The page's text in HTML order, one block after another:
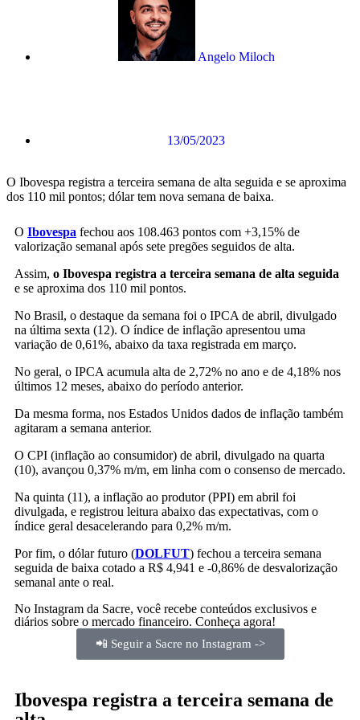
Angelo Miloch
13/05/2023
O Ibovespa registra a terceira semana de alta seguida e se aproxima
dos 110 mil pontos; dólar tem nova semana de baixa.
O Ibovespa fechou aos 108.463 pontos com +3,15% de
valorização semanal após sete pregões seguidos de alta.
Assim, o Ibovespa registra a terceira semana de alta seguida
e se aproxima dos 110 mil pontos.
No Brasil, o destaque da semana foi o IPCA de abril, divulgado
na última sexta (12). O índice de inflação apresentou uma
variação de 0,61%, abaixo da taxa registrada em março.
No geral, o IPCA acumula alta de 2,72% no ano e de 4,18% nos
últimos 12 meses, abaixo do período anterior.
Da mesma forma, nos Estados Unidos dados de inflação também
agitaram a semana anterior.
O CPI (inflação ao consumidor) de abril, divulgado na quarta
(10), avançou 0,37% m/m, em linha com o consenso de mercado.
Na quinta (11), a inflação ao produtor (PPI) em abril foi
divulgada, e registrou leitura abaixo das expectativas, com o
índice geral desacelerando para 0,2% m/m.
Por fim, o dólar futuro (DOLFUT) fechou a terceira semana
seguida de baixa cotado a R$ 4,941 e -0,86% de desvalorização
semanal ante o real.
No Instagram da Sacre, você recebe conteúdos exclusivos e
diários sobre o mercado financeiro. Conheça agora!
📲 Seguir a Sacre no Instagram ->
Ibovespa registra a terceira semana de